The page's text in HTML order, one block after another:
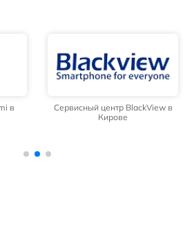
в
Сервисный центр BlackView в
Кирове